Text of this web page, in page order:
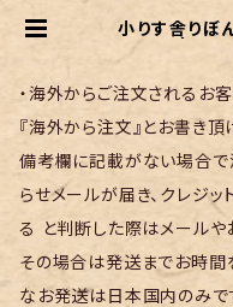
小りす舎りぼん 海色のグラデーシ
・海外からご注文されるお
『海外から注文』とお書き頂
備考欄に記載がない場合で
らせメールが届き、クレジ
る と判断した際はメールや
その場合は発送までお時間
なお発送は日本国内のみで